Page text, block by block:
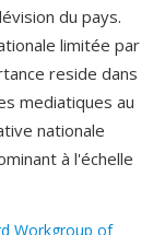
du pays.
limitée par
reside dans
mediatiques au
nationale
à l'échelle
Workgroup of